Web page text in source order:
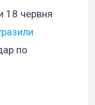
18 червня
по